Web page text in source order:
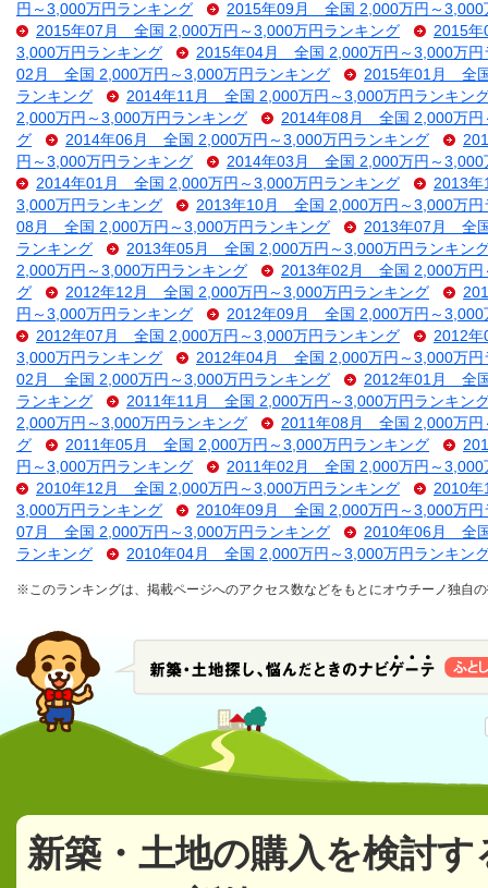
円～3,000万円ランキング
2015年09月 全国 2,000万円～3,000
2015年07月 全国 2,000万円～3,000万円ランキング
2015
3,000万円ランキング
2015年04月 全国 2,000万円～3,000万円
02月 全国 2,000万円～3,000万円ランキング
2015年01月 全
ランキング
2014年11月 全国 2,000万円～3,000万円ランキン
2,000万円～3,000万円ランキング
2014年08月 全国 2,000万円
グ
2014年06月 全国 2,000万円～3,000万円ランキング
円～3,000万円ランキング
2014年03月 全国 2,000万円～3,000
2014年01月 全国 2,000万円～3,000万円ランキング
2013
3,000万円ランキング
2013年10月 全国 2,000万円～3,000万円
08月 全国 2,000万円～3,000万円ランキング
2013年07月 全
ランキング
2013年05月 全国 2,000万円～3,000万円ランキン
2,000万円～3,000万円ランキング
2013年02月 全国 2,000万円
グ
2012年12月 全国 2,000万円～3,000万円ランキング
円～3,000万円ランキング
2012年09月 全国 2,000万円～3,000
2012年07月 全国 2,000万円～3,000万円ランキング
2012
3,000万円ランキング
2012年04月 全国 2,000万円～3,000万円
02月 全国 2,000万円～3,000万円ランキング
2012年01月 全
ランキング
2011年11月 全国 2,000万円～3,000万円ランキン
2,000万円～3,000万円ランキング
2011年08月 全国 2,000万円
グ
2011年05月 全国 2,000万円～3,000万円ランキング
円～3,000万円ランキング
2011年02月 全国 2,000万円～3,000
2010年12月 全国 2,000万円～3,000万円ランキング
2010
3,000万円ランキング
2010年09月 全国 2,000万円～3,000万円
07月 全国 2,000万円～3,000万円ランキング
2010年06月 全
ランキング
2010年04月 全国 2,000万円～3,000万円ランキン
※このランキングは、掲載ページへのアクセス数などをもとにオウチーノ独自
新築・土地の購入を検討